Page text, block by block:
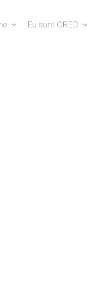
Eu sunt CRED